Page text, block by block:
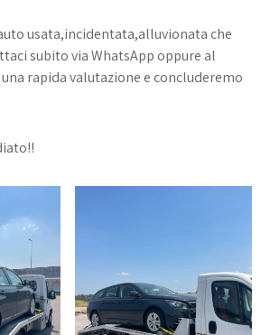
usata,incidentata,alluvionata che
subito via WhatsApp oppure al
rapida valutazione e concluderemo